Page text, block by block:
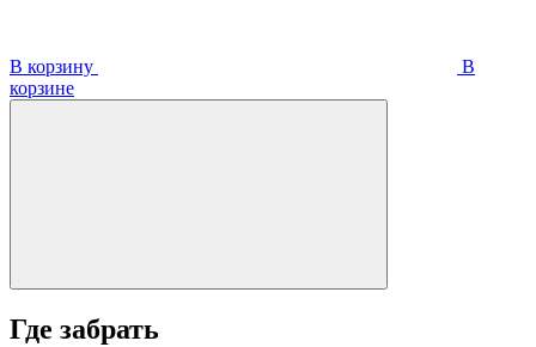
В корзину
В
корзинe
Где забрать